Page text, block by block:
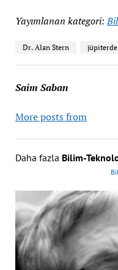
Yayımlanan kategori:
Dr. Alan Stern jüpiterde
Saim Saban
More posts from
Daha fazla Bilim-